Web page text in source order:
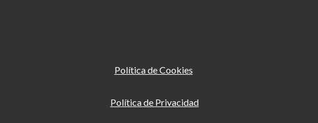
Política de Cookies
Política de Privacidad